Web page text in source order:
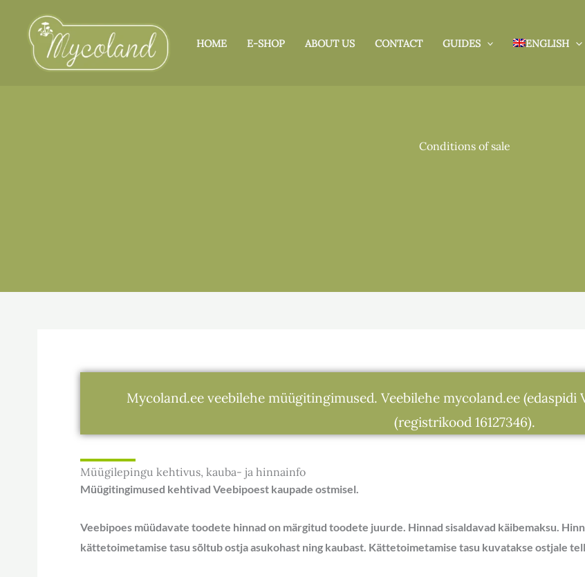
content
HOME E-SHOP ABOUT US CONTACT GUIDES ENGLISH
Conditions of sale
Mycoland.ee veebilehe müügitingimused. Veebilehe mycoland.ee
(registrikood 16127346).
Müügilepingu kehtivus, kauba- ja hinnainfo
Müügitingimused kehtivad Veebipoest kaupade ostmisel.
Veebipoes müüdavate toodete hinnad on märgitud toodete juurde. Hinnad sisaldavad käibemaksu.
kättetoimetamise tasu sõltub ostja asukohast ning kaubast. Kättetoimetamise tasu kuvatakse ostjale